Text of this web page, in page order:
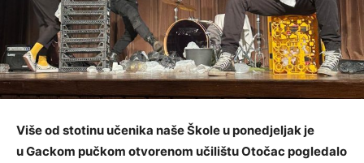
Više od stotinu učenika naše Škole uponedjeljak je
uGackom pučkom otvorenom učilištu Otočacpogledalo